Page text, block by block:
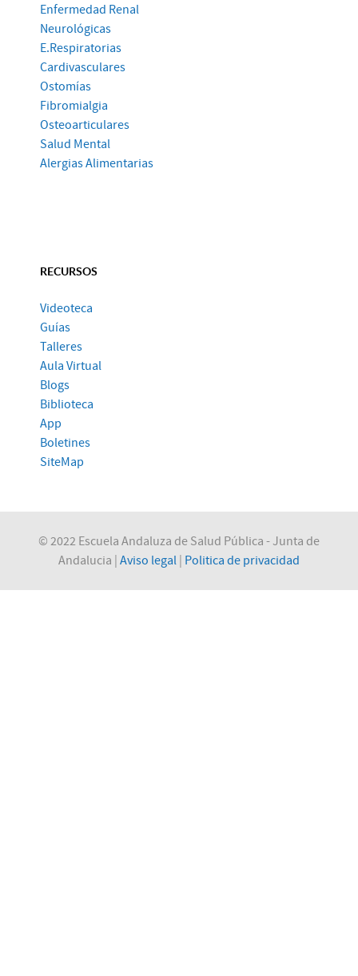
Enfermedad Renal
Neurológicas
E.Respiratorias
Cardivasculares
Ostomías
Fibromialgia
Osteoarticulares
Salud Mental
Alergias Alimentarias
RECURSOS
Videoteca
Guías
Talleres
Aula Virtual
Blogs
Biblioteca
App
Boletines
SiteMap
© 2022 Escuela Andaluza de Salud Pública - Junta de
Andalucia | Aviso legal | Politica de privacidad